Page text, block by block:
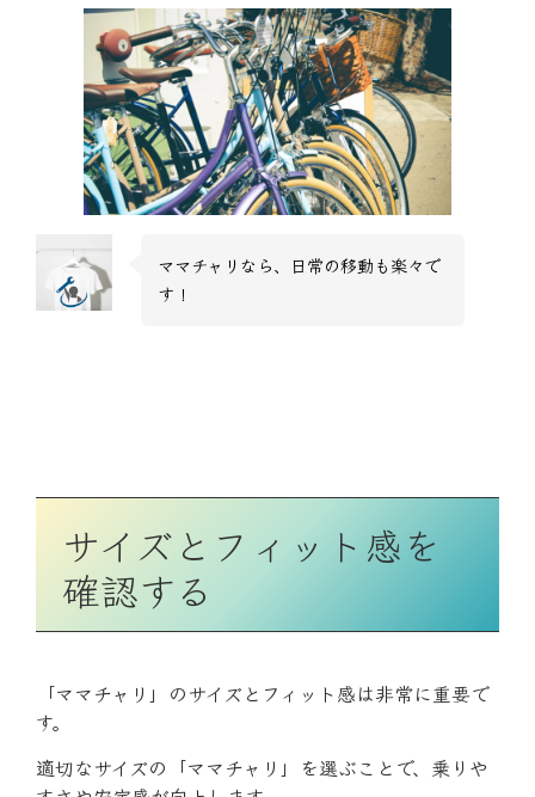
ママチャリなら、日常の移動も楽々で
す！
サイズとフィット感を
確認する
「ママチャリ」のサイズとフィット感は非常に重要で
す。
適切なサイズの「ママチャリ」を選ぶことで、乗りや